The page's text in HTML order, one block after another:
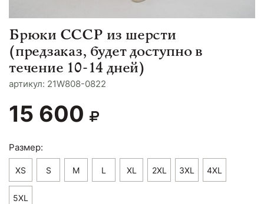
Брюки СССР из шерсти
(предзаказ, будет доступно в
течение 10-14 дней)
aртикул: 21W808-0822
15 600
Размер:
XS S M L XL 2XL 3XL 4XL
5XL